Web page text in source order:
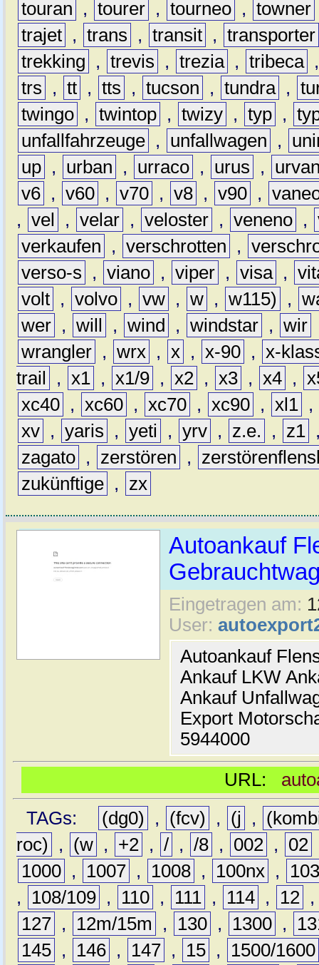
touran , tourer , tourneo , towner
trajet , trans , transit , transporter
trekking
, trevis , trezia , tribeca
trs
, tt , tts , tucson , tundra ,
twingo , twintop , twizy , typ ,
unfallfahrzeuge , unfallwagen ,
up , urban , urraco , urus ,
v6 , v60 , v70 , v8 , v90 ,
, vel , velar , veloster , veneno ,
verkaufen
, verschrotten ,
verso-s
, viano , viper , visa ,
volt , volvo , vw , w , w115) ,
wer , will , wind , windstar , wir
wrangler , wrx , x , x-90 , x-
trail
, x1 , x1/9 , x2 , x3 , x4 ,
xc40 , xc60 , xc70 , xc90 , xl1 ,
xv , yaris , yeti , yrv , z.e. , z1
zagato , zerstören ,
zukünftige , zx
Autoankauf
Eingetragen am:
User:
Autoankauf
Ankauf LKW
Ankauf
Export
5944000
URL:
TAGs:
(dg0) , (fcv) , (j ,
roc)
, (w , +2 , / , /8 , 002 , 02
1000 , 1007 , 1008 , 100nx ,
,
108/109 , 110 , 111 , 114 , 12
127 , 12m/15m , 130 , 1300 ,
145 , 146 , 147 , 15 ,
1500/1600